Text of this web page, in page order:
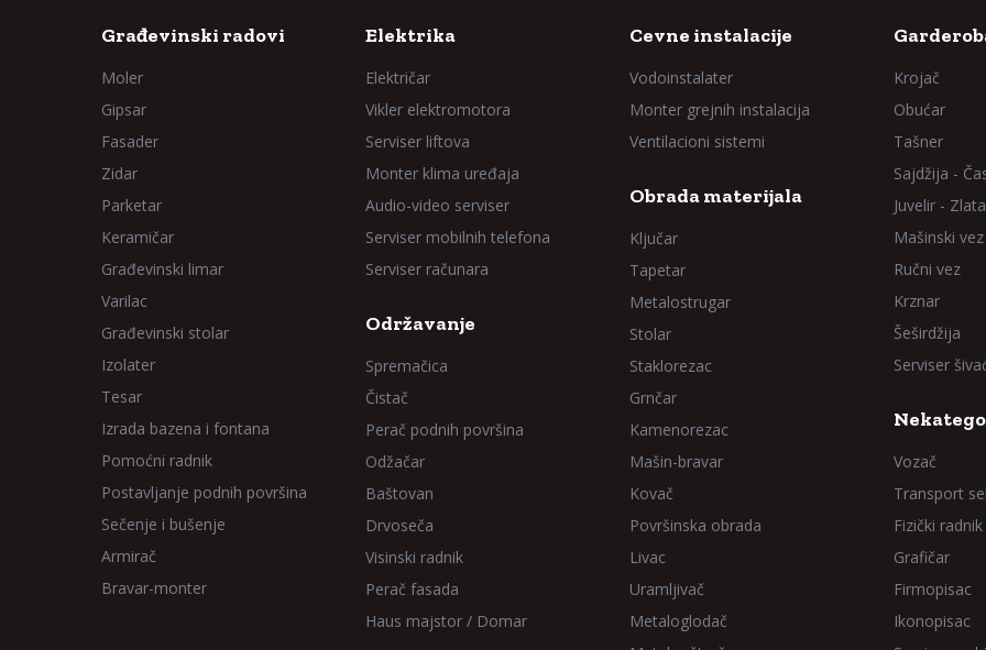
Građevinski radovi
Moler
Gipsar
Fasader
Zidar
Parketar
Keramičar
Građevinski limar
Varilac
Građevinski stolar
Izolater
Tesar
Izrada bazena i fontana
Pomoćni radnik
Postavljanje podnih površina
Sečenje i bušenje
Armirač
Bravar-monter
Elektrika
Električar
Vikler elektromotora
Serviser liftova
Monter klima uređaja
Audio-video serviser
Serviser mobilnih telefona
Serviser računara
Održavanje
Spremačica
Čistač
Perač podnih površina
Odžačar
Baštovan
Drvoseča
Visinski radnik
Perač fasada
Haus majstor / Domar
Cevne instalacije
Vodoinstalater
Monter grejnih instalacija
Ventilacioni sistemi
Obrada materijala
Ključar
Tapetar
Metalostrugar
Stolar
Staklorezac
Grnčar
Kamenorezac
Mašin-bravar
Kovač
Površinska obrada
Livac
Uramljivač
Metaloglodač
Krojač
Obućar
Tašner
Sajdžija -
Juvelir -
Mašinski vez
Ručni vez
Krznar
Šeširdžija
Serviser
Vozač
Transport
Fizički radnik
Grafičar
Firmopisac
Ikonopisac